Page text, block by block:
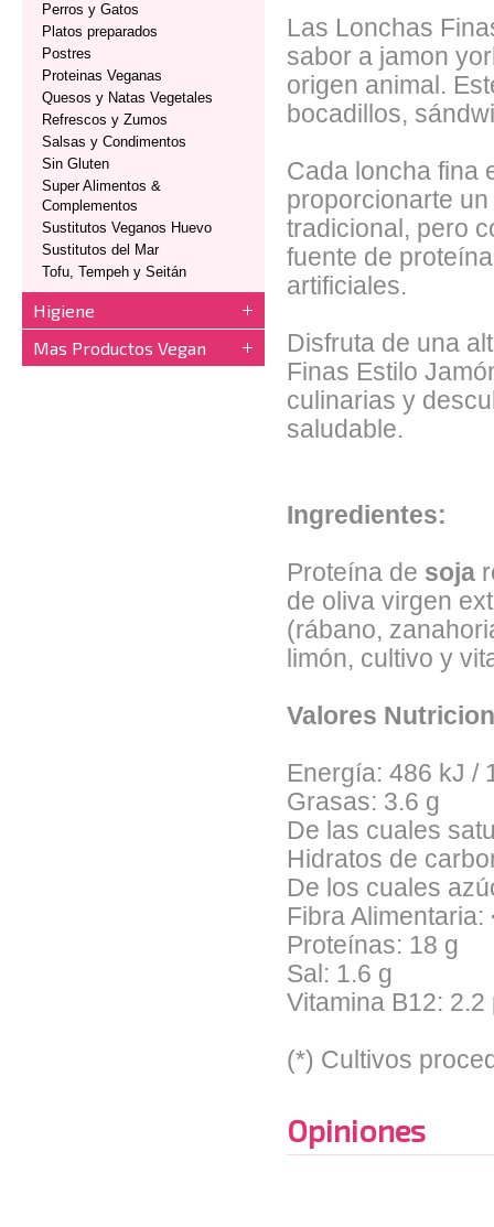
Perros y Gatos
Platos preparados
Postres
Proteinas Veganas
Quesos y Natas Vegetales
Refrescos y Zumos
Salsas y Condimentos
Sin Gluten
Super Alimentos &
Complementos
Sustitutos Veganos Huevo
Sustitutos del Mar
Tofu, Tempeh y Seitán
Higiene
Mas Productos Vegan
Las Lonchas
sabor a jamon
origen animal.
bocadillos,
Cada loncha fina
proporcionarte
tradicional, pero
fuente de
artificiales.
Disfruta de una
Finas Estilo
culinarias y
saludable.
Ingredientes:
Proteína de soja
de oliva virgen
(rábano,
limón, cultivo y v
Valores
Energía: 486 kJ /
Grasas: 3.6 g
De las cuales
Hidratos de
De los cuales
Fibra Alimentaria:
Proteínas: 18 g
Sal: 1.6 g
Vitamina B12: 2.2
(*) Cultivos
Opiniones